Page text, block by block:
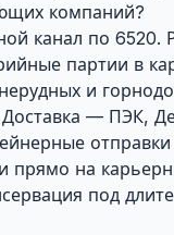
компаний?
канал по 6520.
партии в
и
Доставка — ПЭК,
прямо на
под